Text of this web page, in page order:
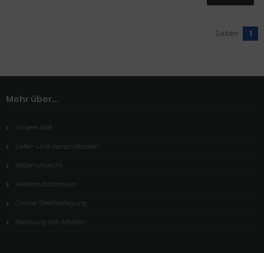
Seiten: 1
Mehr über...
Unsere AGB
Liefer- und Versandkosten
Widerrufsrecht
Wiederrufsformular
Online-Streitbeilegung
Nennung von Marken